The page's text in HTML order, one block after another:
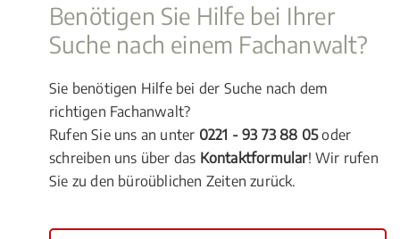
Benötigen Sie Hilfe bei Ihrer
Suche nach einem Fachanwalt?
Sie benötigen Hilfe bei der Suche nach dem
richtigen Fachanwalt?
Rufen Sie uns an unter 0221 - 93 73 88 05oder
schreiben uns über das Kontaktformular! Wir rufen
Sie zu den büroüblichen Zeiten zurück.